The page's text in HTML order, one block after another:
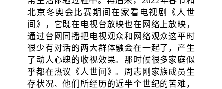
北京冬奥会比赛期间在家看电视剧《人世
间》，它既在电视台放映也在网络上放映，
通过台网同播把电视观众和网络观众这平时
很少有对话的两大群体融会在一起了，产生
了动人心魄的收视效果。那时候很多家庭似
乎都在热议《人世间》。周志刚家族成员生
存状况、他们所经历的近半个世纪的苦难，